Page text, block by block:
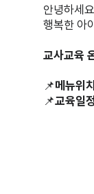
안녕하세
행복한 아
교사교육
📌메뉴위
📌교육일